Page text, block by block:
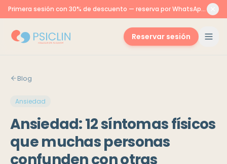
Primera sesión con 30% de descuento — reserva por WhatsApp o aquí
Reservar sesión
Blog
Ansiedad
Ansiedad: 12 síntomas físicos
que muchas personas
confunden con otras